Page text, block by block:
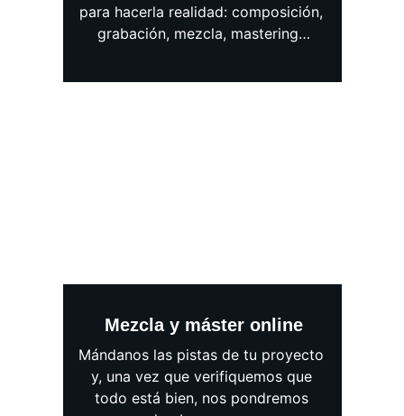
Mezcla y máster online
Mándanos las pistas de tu proyecto
y, una vez que verifiquemos que
todo está bien, nos pondremos
para hacerla realidad: composición,
grabación, mezcla, mastering…